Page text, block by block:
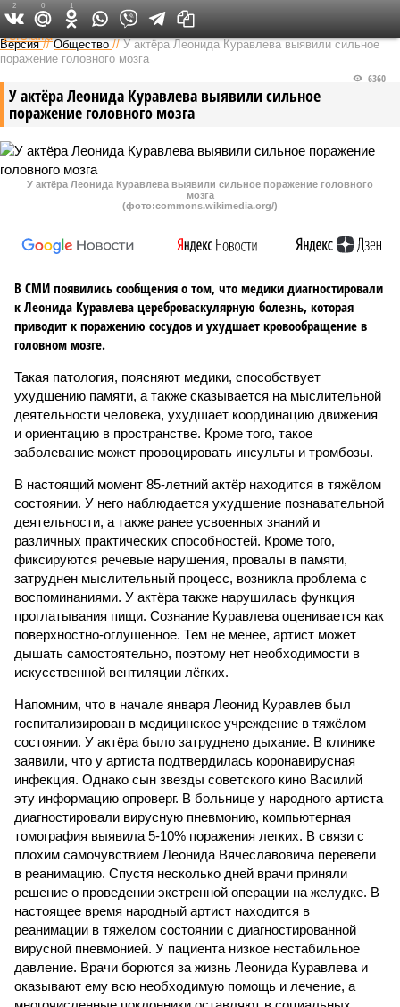
Федеральный выпуск
Версия //Общество //У актёра Леонида Куравлева выявили сильное
поражение головного мозга
У актёра Леонида Куравлева выявили сильное
поражение головного мозга
6360
У актёра Леонида Куравлева выявили сильное поражение головного
мозга
(фото:commons.wikimedia.org/)
В СМИ появились сообщения о том, что медики диагностировали
к Леонида Куравлева цереброваскулярную болезнь, которая
приводит к поражению сосудов и ухудшает кровообращение в
головном мозге.
Такая патология, поясняют медики, способствует
ухудшению памяти, а также сказывается на мыслительной
деятельности человека, ухудшает координацию движения
и ориентацию в пространстве. Кроме того, такое
заболевание может провоцировать инсульты и тромбозы.
В настоящий момент 85-летний актёр находится в тяжёлом
состоянии. У него наблюдается ухудшение познавательной
деятельности, а также ранее усвоенных знаний и
различных практических способностей. Кроме того,
фиксируются речевые нарушения, провалы в памяти,
затруднен мыслительный процесс, возникла проблема с
воспоминаниями. У актёра также нарушилась функция
проглатывания пищи. Сознание Куравлева оценивается как
поверхностно-оглушенное. Тем не менее, артист может
дышать самостоятельно, поэтому нет необходимости в
искусственной вентиляции лёгких.
Напомним, что в начале января Леонид Куравлев был
госпитализирован в медицинское учреждение в тяжёлом
состоянии. У актёра было затруднено дыхание. В клинике
заявили, что у артиста подтвердилась коронавирусная
инфекция. Однако сын звезды советского кино Василий
эту информацию опроверг. В больнице у народного артиста
диагностировали вирусную пневмонию, компьютерная
томография выявила 5-10% поражения легких. В связи с
плохим самочувствием Леонида Вячеславовича перевели
в реанимацию. Спустя несколько дней врачи приняли
решение о проведении экстренной операции на желудке. В
настоящее время народный артист находится в
реанимации в тяжелом состоянии с диагностированной
вирусной пневмонией. У пациента низкое нестабильное
давление. Врачи борются за жизнь Леонида Куравлева и
оказывают ему всю необходимую помощь и лечение, а
2 0 1